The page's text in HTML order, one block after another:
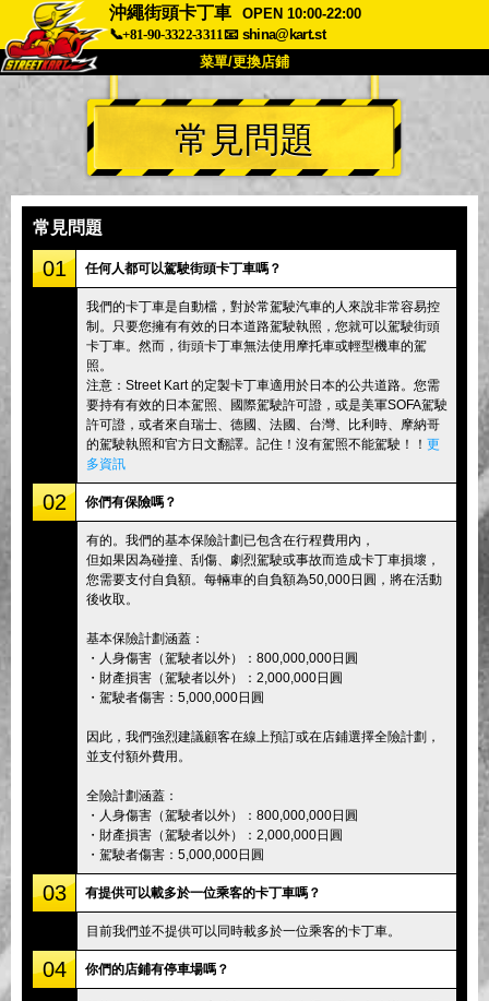
沖繩街頭卡丁車
OPEN 10:00-22:00
📞+81-90-3322-3311📧 shina@kart.st
菜單/更換店鋪
首頁
關於我們 規格 價格
顧客評價
公司
更換店鋪
東京 品川 #1 東京 秋葉原 #1
東京 秋葉原 #2 東京 澀谷
東京 澀谷分店
東京 淺草 大阪
沖繩
常見問題
常見問題
01 任何人都可以駕駛街頭卡丁車嗎？
我們的卡丁車是自動檔，對於常駕駛汽車的人來說非常容易控
制。只要您擁有有效的日本道路駕駛執照，您就可以駕駛街頭
卡丁車。然而，街頭卡丁車無法使用摩托車或輕型機車的駕
照。
注意：Street Kart 的定製卡丁車適用於日本的公共道路。您需
要持有有效的日本駕照、國際駕駛許可證，或是美軍SOFA駕駛
許可證，或者來自瑞士、德國、法國、台灣、比利時、摩納哥
的駕駛執照和官方日文翻譯。記住！沒有駕照不能駕駛！！ 更
多資訊
02 你們有保險嗎？
有的。我們的基本保險計劃已包含在行程費用內，
但如果因為碰撞、刮傷、劇烈駕駛或事故而造成卡丁車損壞，
您需要支付自負額。每輛車的自負額為50,000日圓，將在活動
後收取。
基本保險計劃涵蓋：
・人身傷害（駕駛者以外）：800,000,000日圓
・財產損害（駕駛者以外）：2,000,000日圓
・駕駛者傷害：5,000,000日圓
因此，我們強烈建議顧客在線上預訂或在店鋪選擇全險計劃，
並支付額外費用。
全險計劃涵蓋：
・人身傷害（駕駛者以外）：800,000,000日圓
・財產損害（駕駛者以外）：2,000,000日圓
・駕駛者傷害：5,000,000日圓
03 有提供可以載多於一位乘客的卡丁車嗎？
目前我們並不提供可以同時載多於一位乘客的卡丁車。
04 你們的店鋪有停車場嗎？